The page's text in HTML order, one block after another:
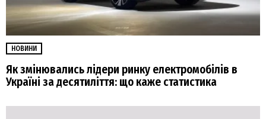
НОВИНИ
Як змінювались лідери ринку електромобілів в
Україні за десятиліття: що каже статистика